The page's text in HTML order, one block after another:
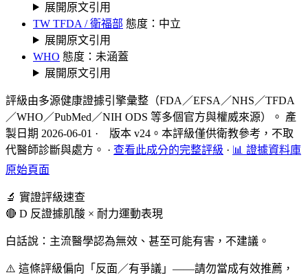
展開原文引用
TW TFDA / 衛福部 態度：中立
展開原文引用
WHO 態度：未涵蓋
展開原文引用
評級由多源健康證據引擎彙整（FDA／EFSA／NHS／TFDA
／WHO／PubMed／NIH ODS 等多個官方與權威來源）。 產
製日期 2026-06-01 · 版本 v24。本評級僅供衛教參考，不取
代醫師診斷與處方。 · 查看此成分的完整評級 · 📊 證據資料庫
原始頁面
🔬 實證評級速查
🔴 D 反證據肌酸 × 耐力運動表現
白話說：主流醫學認為無效、甚至可能有害，不建議。
⚠️ 這條評級偏向「反面／有爭議」——請勿當成有效推薦，